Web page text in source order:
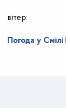
вітер:
Погода у Смілі